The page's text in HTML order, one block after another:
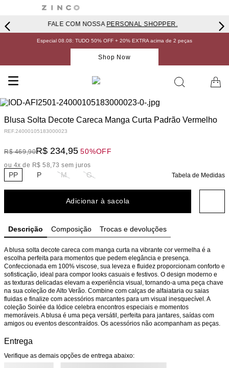
FALE COM NOSSAPERSONAL SHOPPER.
Especial 08.08: TUDO 50% OFF + 20% EXTRA acima de 2 peças
Shop Now
Blusa Solta Decote Careca Manga Curta Padrão Vermelho
REF.24000105183000023
R$ 469,90R$ 234,95 50%OFF
ou 4x de R$ 58,73 sem juros
PP P M G Tabela de Medidas
Adicionar à sacola
Descrição Composição Trocas e devoluções
A blusa solta decote careca com manga curta na vibrante cor vermelha é a
escolha perfeita para momentos que pedem elegância e presença.
Confeccionada em 100% viscose, sua leveza e fluidez proporcionam conforto e
sofisticação, ideal para compor looks casuais e festivos. O design moderno e
as texturas delicadas elevam a experiência visual, tornando-a uma peça chave
na sua coleção de Alto Verão. Combine com calças de alfaiataria ou saias
fluidas e finalize com acessórios marcantes para um visual inesquecível. A
coleção Soirée da Iódice celebra encontros especiais e momentos
memoráveis. A blusa é uma peça versátil, perfeita para jantares, saídas com
amigos ou eventos descontraídos. Os acessórios não acompanham as peças.
Entrega
Verifique as demais opções de entrega abaixo: